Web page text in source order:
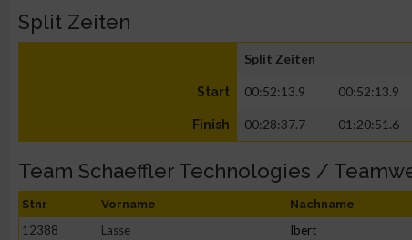
Split Zeiten
Split Zeiten
Start 00:52:13.9 00:52:13.9
Finish 00:28:37.7 01:20:51.6
Team Schaeffler Technologies /
Stnr Vorname Nachname
12388 Lasse Ibert